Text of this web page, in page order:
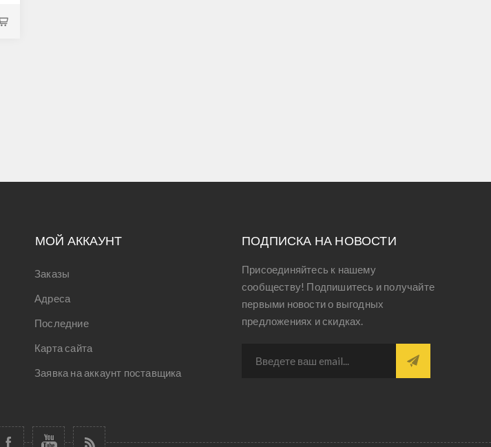
МОЙ АККАУНТ
Заказы
Адреса
Последние
Карта сайта
Заявка на аккаунт поставщика
ПОДПИСКА НА НОВОСТИ
Присоединяйтесь к нашему
сообществу! Подпишитесь и получайте
первыми новости о выгодных
предложениях и скидках.